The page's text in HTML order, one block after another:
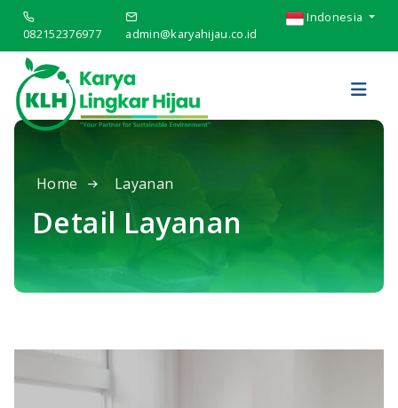
082152376977 admin@karyahijau.co.id
Indonesia
Home Layanan
Detail Layanan